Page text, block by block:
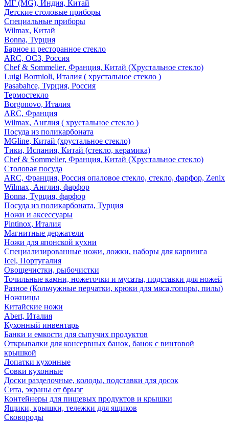
МГ (MG), Индия, Китай
Детские столовые приборы
Специальные приборы
Wilmax, Китай
Bonna, Турция
Барное и ресторанное стекло
ARC, ОСЗ, Россия
Chef & Sommelier, Франция, Китай (Хрустальное стекло)
Luigi Bormioli, Италия ( хрустальное стекло )
Pasabahce, Турция, Россия
Термостекло
Borgonovo, Италия
ARC, Франция
Wilmax, Англия ( хрустальное стекло )
Посуда из поликарбоната
MGline, Китай (хрустальное стекло)
Тики, Испания, Китай (стекло, керамика)
Chef & Sommelier, Франция, Китай (Хрустальное стекло)
Столовая посуда
ARC, Франция, Россия опаловое стекло, стекло, фарфор, Zenix
Wilmax, Англия, фарфор
Bonna, Турция, фарфор
Посуда из поликарбоната, Турция
Ножи и аксессуары
Pintinox, Италия
Магнитные держатели
Ножи для японской кухни
Специализированные ножи, ложки, наборы для карвинга
Icel, Португалия
Овощечистки, рыбочистки
Точильные камни, ножеточки и мусаты, подставки для ножей
Разное (Кольчужные перчатки, крюки для мяса,топоры, пилы)
Ножницы
Китайские ножи
Abert, Италия
Кухонный инвентарь
Банки и емкости для сыпучих продуктов
Открывалки для консервных банок, банок с винтовой
крышкой
Лопатки кухонные
Совки кухонные
Доски разделочные, колоды, подставки для досок
Сита, экраны от брызг
Контейнеры для пищевых продуктов и крышки
Ящики, крышки, тележки для ящиков
Сковороды